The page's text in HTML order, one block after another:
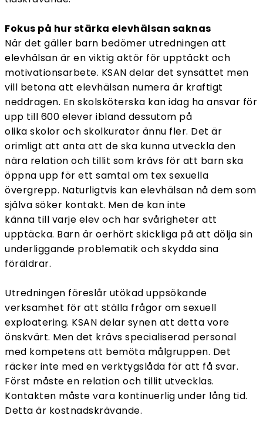
Fokus på hur stärka elevhälsan saknas
När det gäller barn bedömer utredningen att
elevhälsan är en viktig aktör för upptäckt och
motivationsarbete. KSAN delar det synsättet men
vill betona att elevhälsan numera är kraftigt
neddragen. En skolsköterska kan idag ha ansvar för
upp till 600 elever ibland dessutom på
olika skolor och skolkurator ännu fler. Det är
orimligt att anta att de ska kunna utveckla den
nära relation och tillit som krävs för att barn ska
öppna upp för ett samtal om tex sexuella
övergrepp. Naturligtvis kan elevhälsan nå dem som
själva söker kontakt. Men de kan inte
känna till varje elev och har svårigheter att
upptäcka. Barn är oerhört skickliga på att dölja sin
underliggande problematik och skydda sina
föräldrar.
Utredningen föreslår utökad uppsökande
verksamhet för att ställa frågor om sexuell
exploatering. KSAN delar synen att detta vore
önskvärt. Men det krävs specialiserad personal
med kompetens att bemöta målgruppen. Det
räcker inte med en verktygslåda för att få svar.
Först måste en relation och tillit utvecklas.
Kontakten måste vara kontinuerlig under lång tid.
Detta är kostnadskrävande.